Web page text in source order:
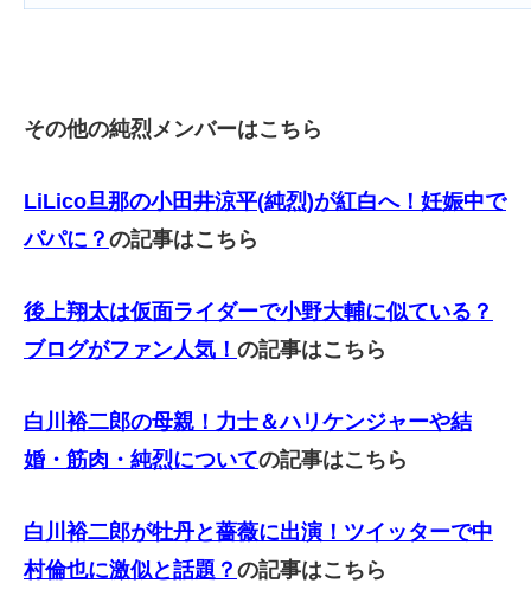
その他の純烈メンバーはこちら
LiLico旦那の小田井涼平(純烈)が紅白へ！妊娠中で
パパに？ の記事はこちら
後上翔太は仮面ライダーで小野大輔に似ている？
ブログがファン人気！ の記事はこちら
白川裕二郎の母親！力士＆ハリケンジャーや結
婚・筋肉・純烈についての記事はこちら
白川裕二郎が牡丹と薔薇に出演！ツイッターで中
村倫也に激似と話題？ の記事はこちら